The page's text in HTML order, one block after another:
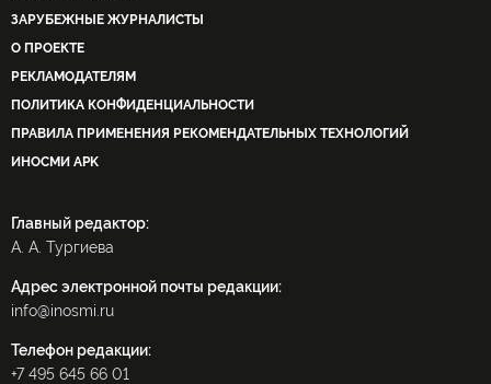
ЗАРУБЕЖНЫЕ ЖУРНАЛИСТЫ
О ПРОЕКТЕ
РЕКЛАМОДАТЕЛЯМ
ПОЛИТИКА КОНФИДЕНЦИАЛЬНОСТИ
ПРАВИЛА ПРИМЕНЕНИЯ РЕКОМЕНДАТЕЛЬНЫХ ТЕХНОЛОГИЙ
ИНОСМИ APK
Главный редактор:
А. А. Тургиева
Адрес электронной почты редакции:
info@inosmi.ru
Телефон редакции:
+7 495 645 66 01